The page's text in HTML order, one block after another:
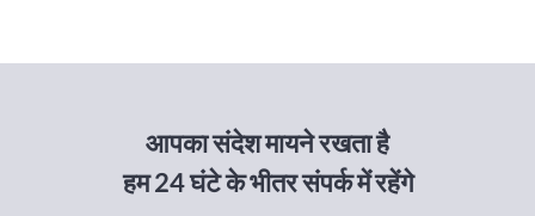
आपका संदेश मायने रखता है
हम 24 घंटे के भीतर संपर्क में रहेंगे